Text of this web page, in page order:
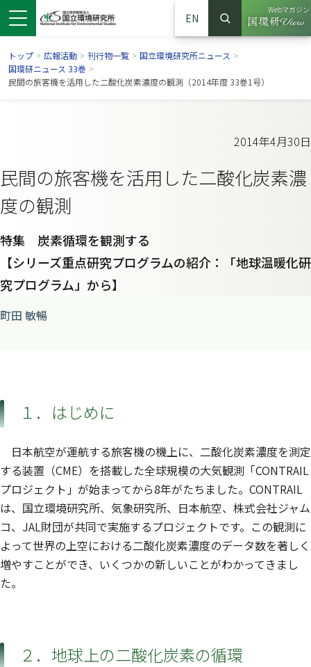
ドウで開きます）
ンドウで開きます）
ウインドウで開きます）
EN
サイト内検索
検索
Webマガジン
（別ウイ
トップ > 広報活動 > 刊行物一覧 > 国立環境研究所ニュース >
国環研ニュース 33巻 >
民間の旅客機を活用した二酸化炭素濃度の観測（2014年度 33巻1号）
2014年4月30日
民間の旅客機を活用した二酸化炭素濃
度の観測
特集 炭素循環を観測する
【シリーズ重点研究プログラムの紹介：「地球温暖化研
究プログラム」から】
町田 敏暢
１．はじめに
日本航空が運航する旅客機の機上に、二酸化炭素濃度を測定
する装置（CME）を搭載した全球規模の大気観測「CONTRAIL
プロジェクト」が始まってから8年がたちました。CONTRAIL
は、国立環境研究所、気象研究所、日本航空、株式会社ジャム
コ、JAL財団が共同で実施するプロジェクトです。この観測に
よって世界の上空における二酸化炭素濃度のデータ数を著しく
増やすことができ、いくつかの新しいことがわかってきまし
た。
２．地球上の二酸化炭素の循環